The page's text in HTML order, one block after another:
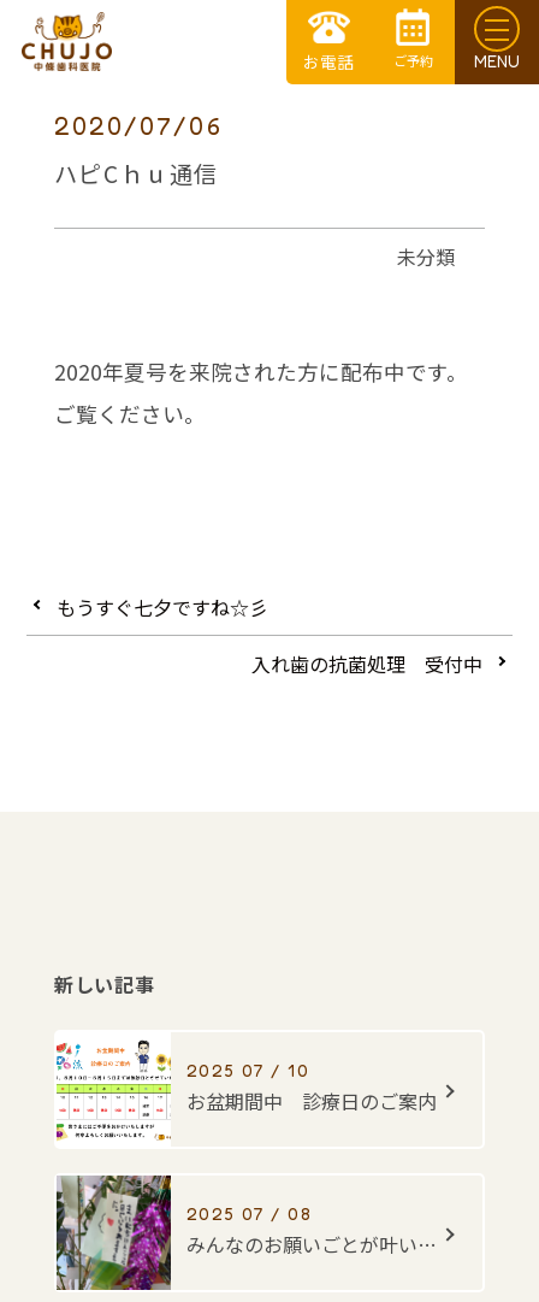
2020/07/06
ハピCｈｕ通信
未分類
2020年夏号を来院された方に配布中です。
ご覧ください。
もうすぐ七夕ですね☆彡
入れ歯の抗菌処理 受付中
新しい記事
2025 07 / 10
お盆期間中 診療日のご案内
2025 07 / 08
みんなのお願いごとが叶いますように・・・☆彡